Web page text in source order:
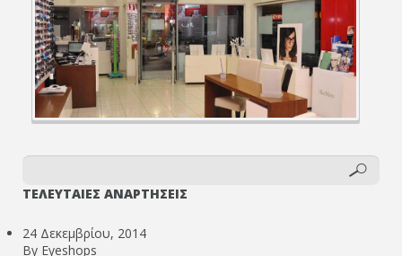
ΤΕΛΕΥΤΑΙΕΣ ΑΝΑΡΤΗΣΕΙΣ
24 Δεκεμβρίου, 2014
By Eyeshops